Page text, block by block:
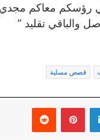
رؤسكم معاكم
والباقي تقليد ”
قصص مسلية
لينكدإن بينتيريست